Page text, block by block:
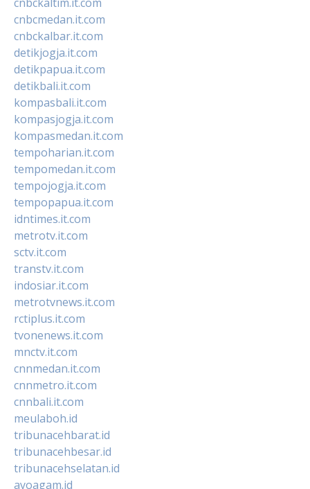
cnbcmedan.it.com
cnbckalbar.it.com
detikjogja.it.com
detikpapua.it.com
detikbali.it.com
kompasbali.it.com
kompasjogja.it.com
kompasmedan.it.com
tempoharian.it.com
tempomedan.it.com
tempojogja.it.com
tempopapua.it.com
idntimes.it.com
metrotv.it.com
sctv.it.com
transtv.it.com
indosiar.it.com
metrotvnews.it.com
rctiplus.it.com
tvonenews.it.com
mnctv.it.com
cnnmedan.it.com
cnnmetro.it.com
cnnbali.it.com
meulaboh.id
tribunacehbarat.id
tribunacehbesar.id
tribunacehselatan.id
ayoagam.id